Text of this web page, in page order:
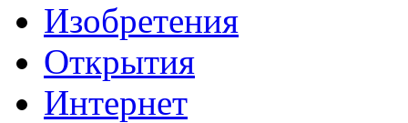
Изобретения
Открытия
Интернет